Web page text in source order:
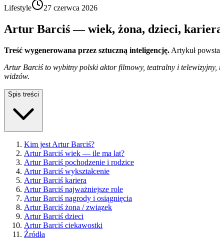
Lifestyle
27 czerwca 2026
Artur Barciś — wiek, żona, dzieci,
Treść wygenerowana przez sztuczną inteligencję. Artykuł
Artur Barciś to wybitny polski aktor filmowy, teatralny i telewizyjny,
widzów.
Spis treści
Kim jest Artur Barciś?
Artur Barciś wiek — ile ma lat?
Artur Barciś pochodzenie i rodzice
Artur Barciś wykształcenie
Artur Barciś kariera
Artur Barciś najważniejsze role
Artur Barciś nagrody i osiągnięcia
Artur Barciś żona / związek
Artur Barciś dzieci
Artur Barciś ciekawostki
Źródła